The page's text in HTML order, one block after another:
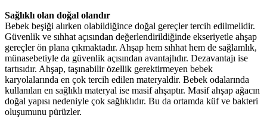
Sağlıklı olan doğal olandır
Bebek beşiği alırken olabildiğince doğal gereçler tercih edilmelidir.
Güvenlik ve sıhhat açısından değerlendirildiğinde ekseriyetle ahşap
gereçler ön plana çıkmaktadır. Ahşap hem sıhhat hem de sağlamlık,
münasebetiyle da güvenlik açısından avantajlıdır. Dezavantajı ise
tartısıdır. Ahşap, taşınabilir özellik gerektirmeyen bebek
karyolalarında en çok tercih edilen materyaldir. Bebek odalarında
kullanılan en sağlıklı materyal ise masif ahşaptır. Masif ahşap ağacın
doğal yapısı nedeniyle çok sağlıklıdır. Bu da ortamda küf ve bakteri
oluşumunu pürüzler.